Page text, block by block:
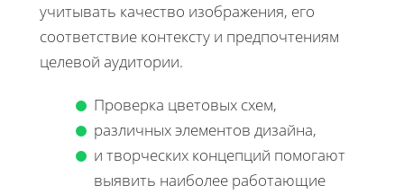
учитывать качество изображения, его
соответствие контексту и предпочтениям
целевой аудитории.
Проверка цветовых схем,
различных элементов дизайна,
и творческих концепций помогают
выявить наиболее работающие